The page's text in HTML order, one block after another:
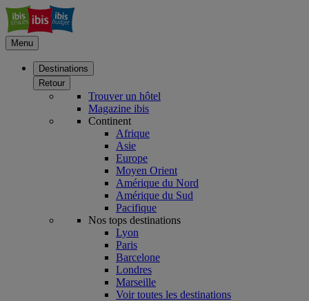
Menu
Destinations
Retour
Trouver un hôtel
Magazine ibis
Continent
Afrique
Asie
Europe
Moyen Orient
Amérique du Nord
Amérique du Sud
Pacifique
Nos tops destinations
Lyon
Paris
Barcelone
Londres
Marseille
Voir toutes les destinations